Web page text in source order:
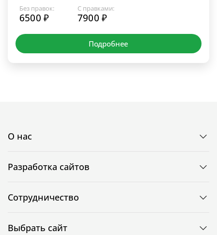
Без правок:
6500 ₽
С правками:
7900 ₽
Подробнее
О нас
Разработка сайтов
Сотрудничество
Выбрать сайт